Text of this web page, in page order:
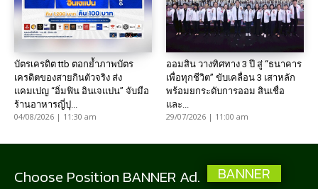
บัตรเครดิต ttb ตอกย้ำภาพบัตร
เครดิตของสายกินตัวจริง ส่ง
แคมเปญ “อิ่มฟิน อินเจแปน” จับมือ
ร้านอาหารญี่ปุ...
04/08/2026 | 11:30 am
ออมสิน วางทิศทาง 3 ปี สู่ “ธนาคาร
เพื่อทุกชีวิต” ขับเคลื่อน 3 เสาหลัก
พร้อมยกระดับการออม สินเชื่อ
และ...
29/07/2026 | 11:00 am
Choose Position BANNER Ad. BANNER